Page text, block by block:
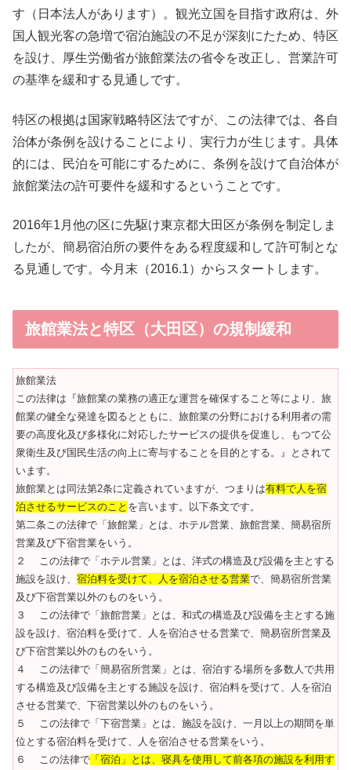
す（日本法人があります）。観光立国を目指す政府は、外
国人観光客の急増で宿泊施設の不足が深刻にたため、特区
を設け、厚生労働省が旅館業法の省令を改正し、営業許可
の基準を緩和する見通しです。
特区の根拠は国家戦略特区法ですが、この法律では、各自
治体が条例を設けることにより、実行力が生じます。具体
的には、民泊を可能にするために、条例を設けて自治体が
旅館業法の許可要件を緩和するということです。
2016年1月他の区に先駆け東京都大田区が条例を制定しま
したが、簡易宿泊所の要件をある程度緩和して許可制とな
る見通しです。今月末（2016.1）からスタートします。
旅館業法と特区（大田区）の規制緩和
旅館業法
この法律は『旅館業の業務の適正な運営を確保すること等により、旅
館業の健全な発達を図るとともに、旅館業の分野における利用者の需
要の高度化及び多様化に対応したサービスの提供を促進し、もつて公
衆衛生及び国民生活の向上に寄与することを目的とする。』とされて
います。
旅館業とは同法第2条に定義されていますが、つまりは有料で人を宿
泊させるサービスのこと を言います。以下条文です。
第二条この法律で「旅館業」とは、ホテル営業、旅館営業、簡易宿所
営業及び下宿営業をいう。
２ この法律で「ホテル営業」とは、洋式の構造及び設備を主とする
施設を設け、 宿泊料を受けて、人を宿泊させる営業で、簡易宿所営業
及び下宿営業以外のものをいう。
３ この法律で「旅館営業」とは、和式の構造及び設備を主とする施
設を設け、宿泊料を受けて、人を宿泊させる営業で、簡易宿所営業及
び下宿営業以外のものをいう。
４ この法律で「簡易宿所営業」とは、宿泊する場所を多数人で共用
する構造及び設備を主とする施設を設け、宿泊料を受けて、人を宿泊
させる営業で、下宿営業以外のものをいう。
５ この法律で「下宿営業」とは、施設を設け、一月以上の期間を単
位とする宿泊料を受けて、人を宿泊させる営業をいう。
６ この法律で 「宿泊」とは、寝具を使用して前各項の施設を利用す